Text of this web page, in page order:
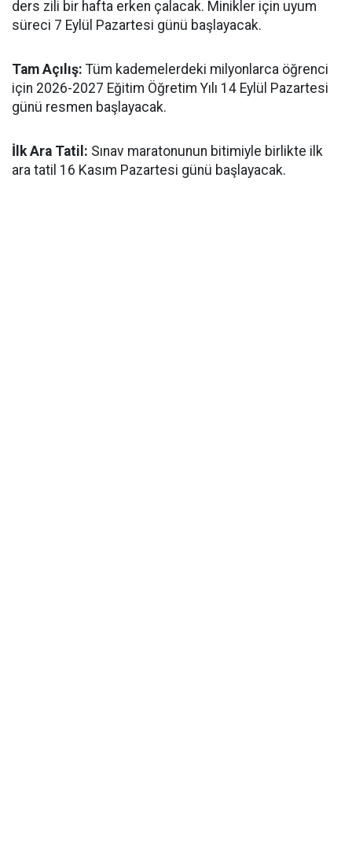
ders zili bir hafta erken çalacak. Minikler için uyum
süreci 7 Eylül Pazartesi günü başlayacak.
​Tam Açılış: Tüm kademelerdeki milyonlarca öğrenci
için 2026-2027 Eğitim Öğretim Yılı 14 Eylül Pazartesi
günü resmen başlayacak.
İlk Ara Tatil: Sınav maratonunun bitimiyle birlikte ilk
ara tatil 16 Kasım Pazartesi günü başlayacak.